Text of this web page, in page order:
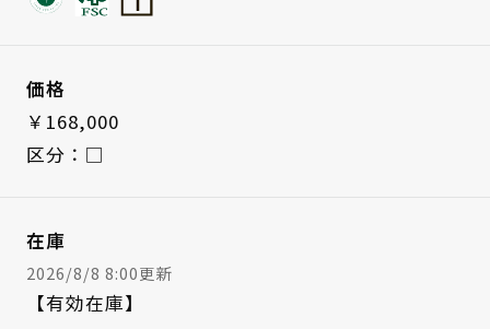
価格
￥168,000
区分：□
在庫
2026/8/8 8:00更新
【有効在庫】